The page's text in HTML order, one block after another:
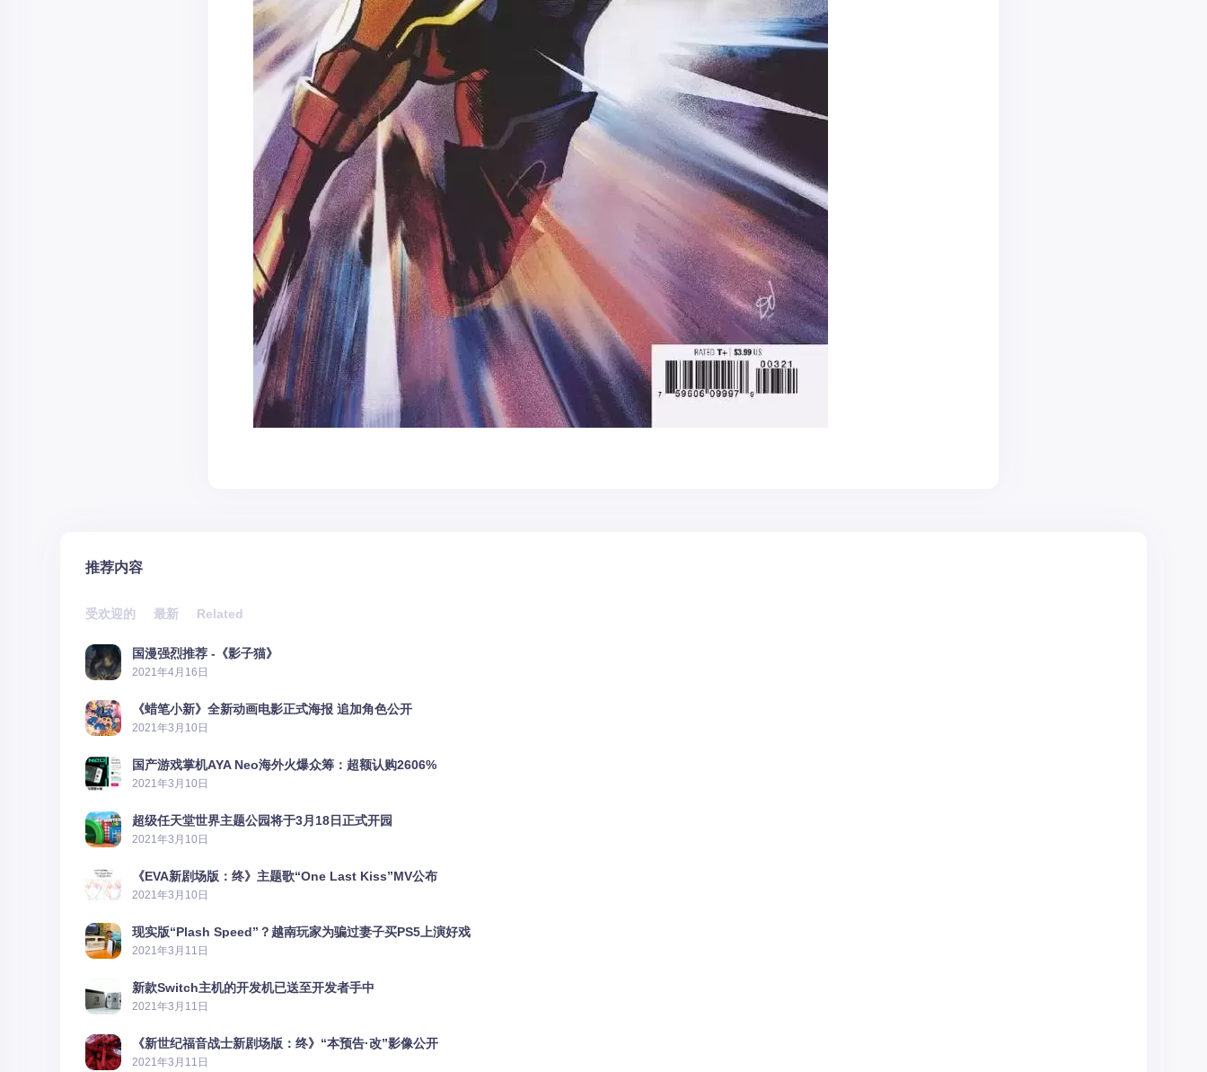
推荐内容
受欢迎的 最新 Related
国漫强烈推荐 -《影子猫》
2021年4月16日
《蜡笔小新》全新动画电影正式海报 追加角色公开
2021年3月10日
国产游戏掌机AYA Neo海外火爆众筹：超额认购2606%
2021年3月10日
超级任天堂世界主题公园将于3月18日正式开园
2021年3月10日
《EVA新剧场版：终》主题歌“One Last Kiss”MV公布
2021年3月10日
现实版“Plash Speed”？越南玩家为骗过妻子买PS5上演好戏
2021年3月11日
新款Switch主机的开发机已送至开发者手中
2021年3月11日
《新世纪福音战士新剧场版：终》“本预告·改”影像公开
2021年3月11日